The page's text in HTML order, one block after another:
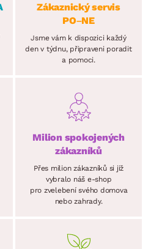
Zákaznický servis
PO–NE
Jsme vám k dispozici každý
den v týdnu, připraveni poradit
a pomoci.
Milion spokojených
zákazníků
Přes milion zákazníků si již
vybralo náš e-shop
pro zvelebení svého domova
nebo zahrady.